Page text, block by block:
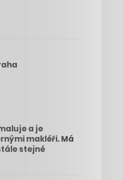
a je
makléři. Má
stejné